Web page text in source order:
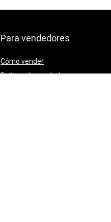
Para vendedores
Cómo vender
Política de vendedores